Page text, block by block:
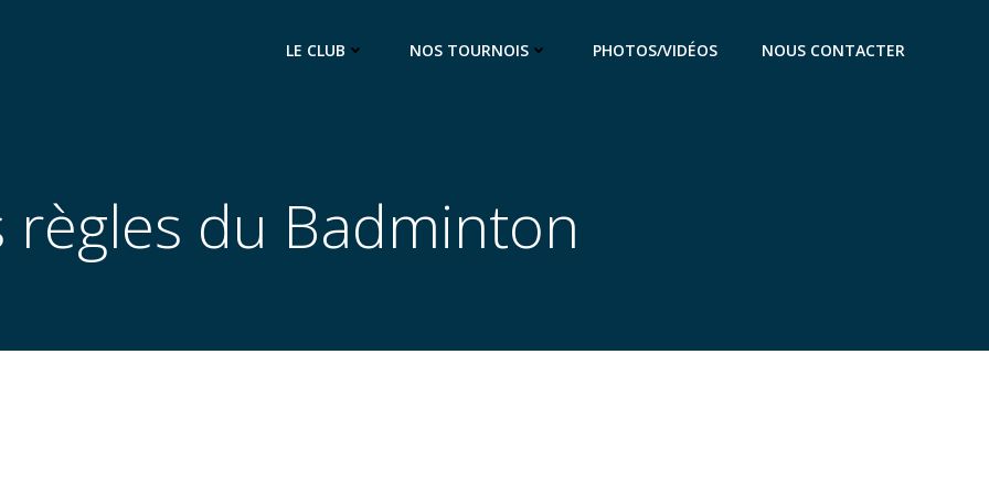
LE CLUB NOS TOURNOIS PHOTOS/VIDÉOS NOUS CONTACTER
règles du Badminton